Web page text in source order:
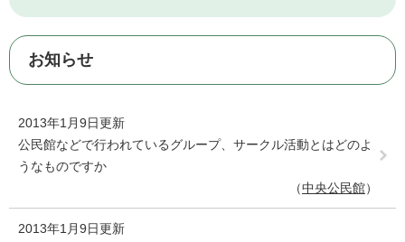
お知らせ
2013年1月9日更新
公民館などで行われているグループ、サークル活動とはどのよ
うなものですか
中央公民館
2013年1月9日更新